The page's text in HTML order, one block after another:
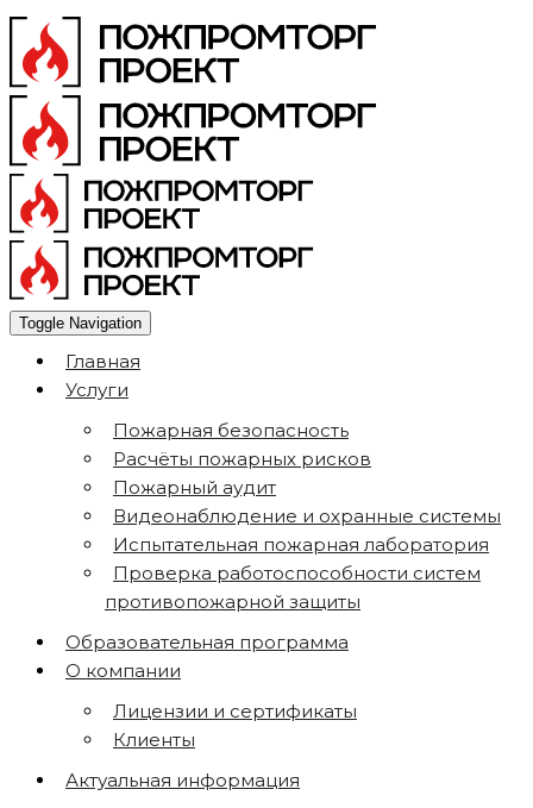
Toggle Navigation
Главная
Услуги
Пожарная безопасность
Расчёты пожарных рисков
Пожарный аудит
Видеонаблюдение и охранные системы
Испытательная пожарная лаборатория
Проверка работоспособности систем
противопожарной защиты
Образовательная программа
О компании
Лицензии и сертификаты
Клиенты
Актуальная информация